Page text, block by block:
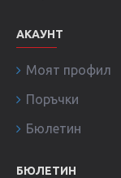
АКАУНТ
Моят профил
Поръчки
Бюлетин
БЮЛЕТИН